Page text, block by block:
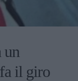
un
il giro